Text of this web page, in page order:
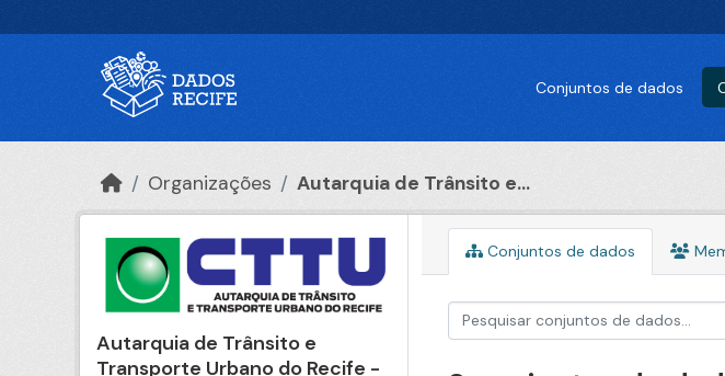
Conjuntos de dados
Organizações Autarquia de Trânsito e...
Autarquia de Trânsito e
Transporte Urbano do Recife -
Conjuntos de dados